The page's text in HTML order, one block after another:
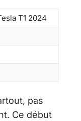
T1 2024
pas
Ce début